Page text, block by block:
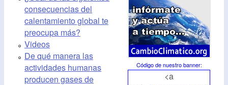
consecuencias del
calentamiento global te
preocupa más?
Videos
De qué manera las
actividades humanas
producen gases de
Código de nuestro banner:
<a